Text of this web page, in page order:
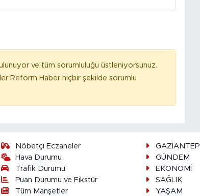
ve tüm sorumluluğu üstleniyorsunuz.
Reform Haber hiçbir şekilde sorumlu
Nöbetçi Eczaneler
Hava Durumu
Trafik Durumu
Puan Durumu ve Fikstür
Tüm Manşetler
GAZİANTEP
GÜNDEM
EKONOMİ
SAĞLIK
YAŞAM